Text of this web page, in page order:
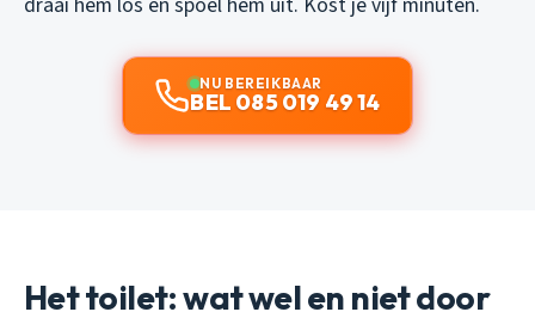
NU BEREIKBAAR
BEL 085 019 49 14
Het toilet: wat wel en niet door